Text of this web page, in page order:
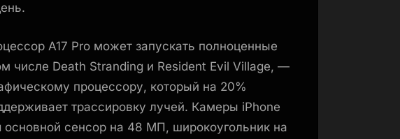
A17 Pro может запускать полноценные
числе Death Stranding и Resident Evil Village, —
процессору, который на 20%
трассировку лучей. Камеры iPhone
основной сенсор на 48 МП, широкоугольник на